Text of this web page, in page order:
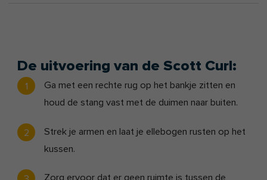
De uitvoering van de Scott Curl:
Ga met een rechte rug op het bankje zitten en
houd de stang vast met de duimen naar buiten.
Strek je armen en laat je ellebogen rusten op het
kussen.
Zorg ervoor dat er geen ruimte is tussen de